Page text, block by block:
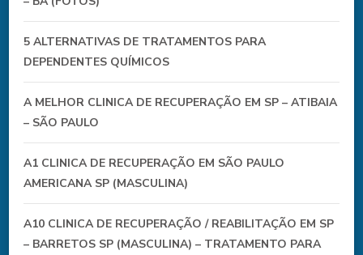
5 ALTERNATIVAS DE TRATAMENTOS PARA
DEPENDENTES QUÍMICOS
A MELHOR CLINICA DE RECUPERAÇÃO EM SP – ATIBAIA
– SÃO PAULO
A1 CLINICA DE RECUPERAÇÃO EM SÃO PAULO
AMERICANA SP (MASCULINA)
A10 CLINICA DE RECUPERAÇÃO / REABILITAÇÃO EM SP
– BARRETOS SP (MASCULINA) – TRATAMENTO PARA